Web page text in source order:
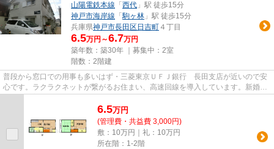
山陽電鉄本線 「 西代 」駅 徒歩15分
神戸市海岸線 「駒ヶ林 」駅 徒歩15分
兵庫県神戸市長田区 日吉町 ４丁目
6.5万円～6.7万円
築年数：築30年 ｜募集中： 2室
階数：2階建
普段から窓口での用事も多いはず・三菱東京ＵＦＪ銀行 長田支店が近いので安
心です。ラクラクネットが繋がるお住まい、高速回線を導入しています。新婚生
6.5万円
(管理費・共益費 3,000円)
敷：10万円｜礼：10万円
所在階：1-2階